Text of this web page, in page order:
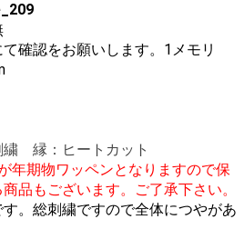
確認をお願いします。1メモリ
縁：ヒートカット
年期物ワッペンとなりますので保
品もございます。ご了承下さい。
す。総刺繍ですので全体につやがあ